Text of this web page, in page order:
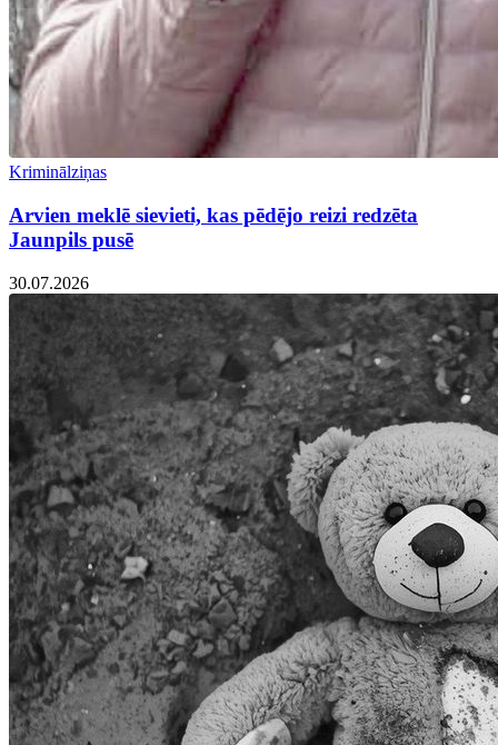
Kriminālziņas
Arvien meklē sievieti, kas pēdējo reizi redzēta
Jaunpils pusē
30.07.2026